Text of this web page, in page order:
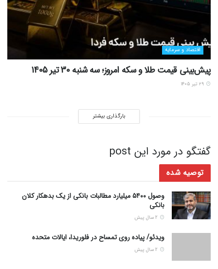
اقتصاد و سرمایه
پیش‌بینی قیمت طلا و سکه امروز؛ سه شنبه 30 تیر 1405
بارگذاری بیشتر
گفتگو در مورد این post
توصیه شده
وصول ۵۴۰۰ میلیارد مطالبات بانکی از یک بدهکار کلان
بانکی
ویدئو/ پیاده روی تمساح در فلوریدا، ایالات متحده